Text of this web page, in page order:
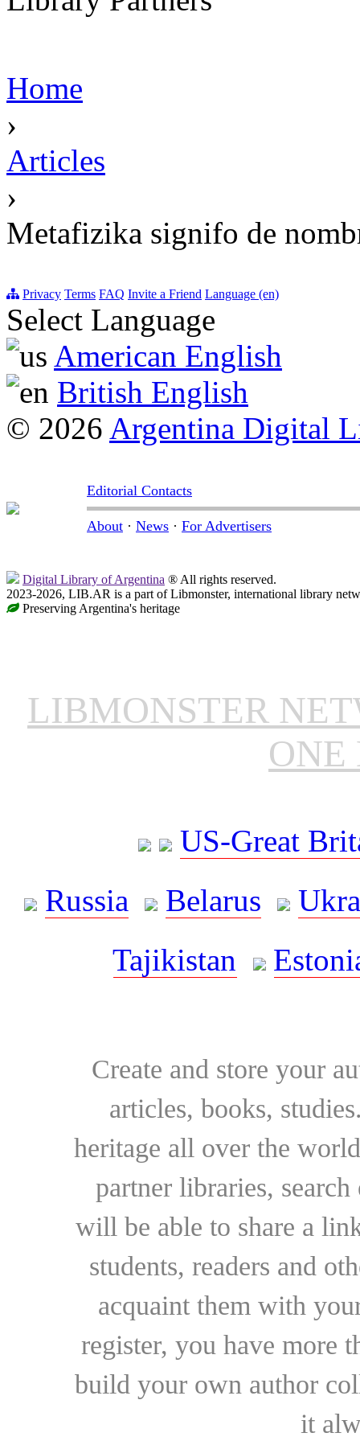
Home
›
Articles
›
Metafizika signifo de
Privacy Terms FAQ Invite a Friend Language (en)
Select Language
American English
British English
© 2026 Argentina Digital
Editorial Contacts
About · News · For Advertisers
Digital Library of Argentina ® All rights reserved.
2023-2026, LIB.AR is a part of Libmonster, international library
Preserving Argentina's heritage
LIBMONSTER
ONE
US-Great
Russia
Belarus
Tajikistan
Create and store your
articles, books,
heritage all over the
partner libraries,
will be able to share a
students, readers and
acquaint them with
register, you have more
build your own author
it